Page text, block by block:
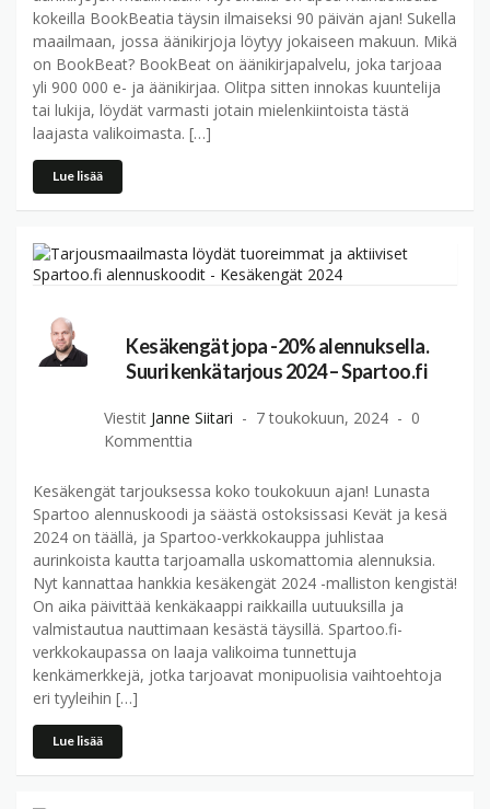
kokeilla BookBeatia täysin ilmaiseksi 90 päivän ajan! Sukella
maailmaan, jossa äänikirjoja löytyy jokaiseen makuun. Mikä
on BookBeat? BookBeat on äänikirjapalvelu, joka tarjoaa
yli 900 000 e- ja äänikirjaa. Olitpa sitten innokas kuuntelija
tai lukija, löydät varmasti jotain mielenkiintoista tästä
laajasta valikoimasta. […]
Lue lisää
Kesäkengät jopa -20% alennuksella.
Suuri kenkätarjous 2024 – Spartoo.fi
Viestit Janne Siitari 7 toukokuun, 2024
0
Kommenttia
Kesäkengät tarjouksessa koko toukokuun ajan! Lunasta
Spartoo alennuskoodi ja säästä ostoksissasi Kevät ja kesä
2024 on täällä, ja Spartoo-verkkokauppa juhlistaa
aurinkoista kautta tarjoamalla uskomattomia alennuksia.
Nyt kannattaa hankkia kesäkengät 2024 -malliston kengistä!
On aika päivittää kenkäkaappi raikkailla uutuuksilla ja
valmistautua nauttimaan kesästä täysillä. Spartoo.fi-
verkkokaupassa on laaja valikoima tunnettuja
kenkämerkkejä, jotka tarjoavat monipuolisia vaihtoehtoja
eri tyyleihin […]
Lue lisää